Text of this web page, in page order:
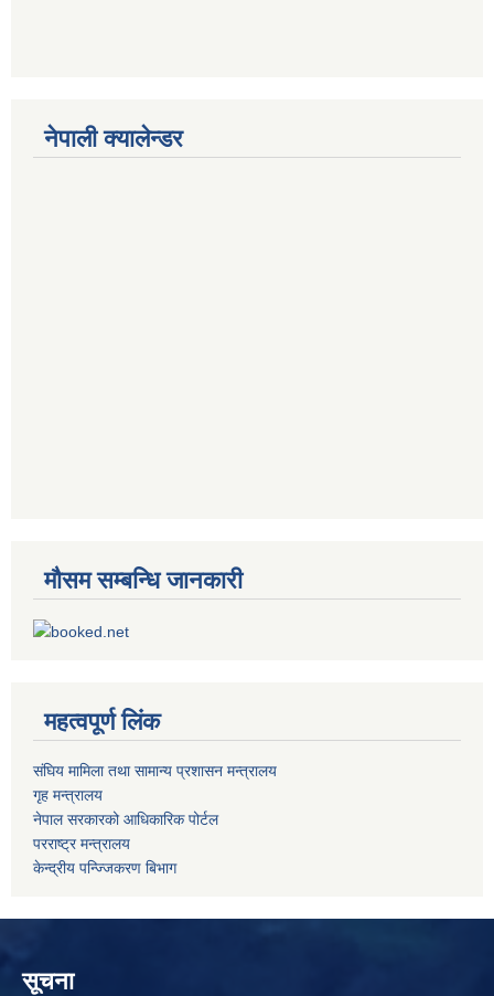
नेपाली क्यालेन्डर
मौसम सम्बन्धि जानकारी
महत्वपूर्ण लिंक
संघिय मामिला तथा सामान्य प्रशासन मन्त्रालय
गृह मन्त्रालय
नेपाल सरकारको आधिकारिक पोर्टल
परराष्ट्र मन्त्रालय
केन्द्रीय पन्ज्जिकरण बिभाग
सूचना